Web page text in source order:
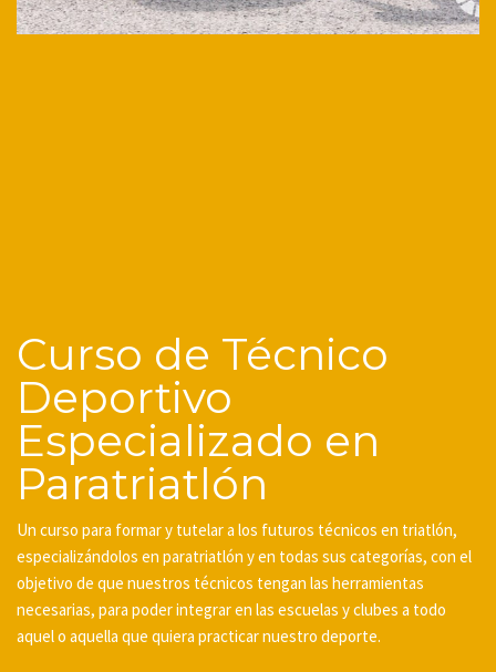
Curso de Técnico
Deportivo
Especializado en
Paratriatlón
Un curso para formar y tutelar a los futuros técnicos en triatlón,
especializándolos en paratriatlón y en todas sus categorías, con el
objetivo de que nuestros técnicos tengan las herramientas
necesarias, para poder integrar en las escuelas y clubes a todo
aquel o aquella que quiera practicar nuestro deporte.